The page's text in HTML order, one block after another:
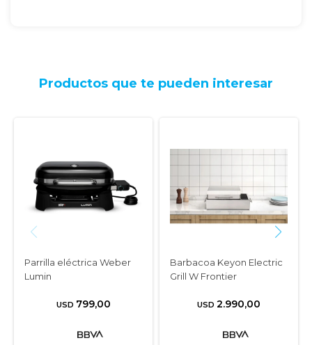
Productos que te pueden interesar
Parrilla eléctrica Weber
Lumin
USD 799,00
Barbacoa Keyon Electric
Grill W Frontier
USD 2.990,00